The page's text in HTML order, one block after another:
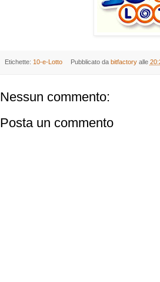
Etichette: 10-e-Lotto Pubblicato da bitfactory alle
Nessun commento:
Posta un commento